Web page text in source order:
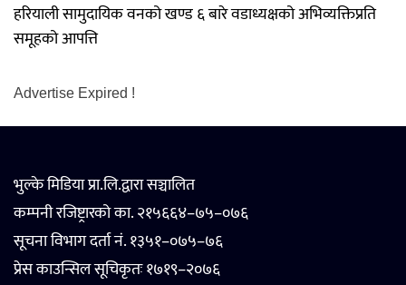
हरियाली सामुदायिक वनको खण्ड ६ बारे वडाध्यक्षको अभिव्यक्तिप्रति
समूहको आपत्ति
Advertise Expired !
भुल्के मिडिया प्रा.लि.द्वारा सञ्चालित
कम्पनी रजिष्ट्रारको का. २१५६६४–७५–०७६
सूचना विभाग दर्ता नं. १३५१–०७५–७६
प्रेस काउन्सिल सूचिकृतः १७१९–२०७६